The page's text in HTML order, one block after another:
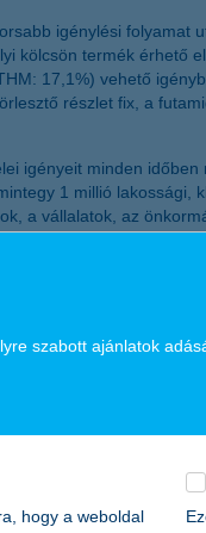
igénylési folyamat
kölcsön termék érhető
17,1%) vehető
részlet fix, a
igényeit minden
1 millió lakossági,
a vállalatok, az
A KBC 2011-
szabott ajánlatok
hogy a weboldal